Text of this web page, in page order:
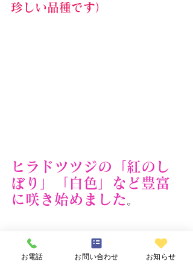
珍しい品種です）
ヒラドツツジの「紅のし
ぼり」「白色」など豊富
に咲き始めました 。
お電話 お問い合わせ お知らせ